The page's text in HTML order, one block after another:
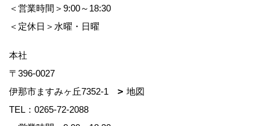
＜営業時間＞9:00～18:30
＜定休日＞水曜・日曜
本社
〒396-0027
伊那市ますみヶ丘7352-1
地図
TEL： 0265-72-2088